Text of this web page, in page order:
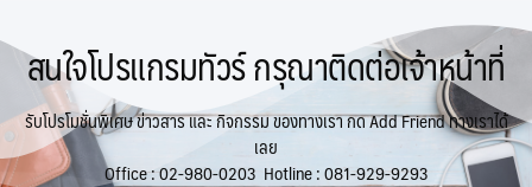
สนใจโปรแกรมทัวร์ กรุณาติดต่อเจ้าหน้าที่
รับโปรโมชั่นพิเศษ ข่าวสาร และ กิจกรรม ของทางเรา กด Add Friend ทางเราได้
เลย
Office :02-980-0203 Hotline :081-929-9293